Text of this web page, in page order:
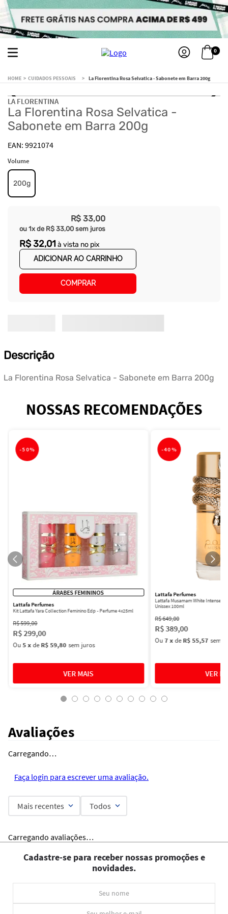
0
CUIDADOS PESSOAIS La Florentina Rosa Selvatica - Sabonete em Barra 200g
LA FLORENTINA
La Florentina Rosa Selvatica -
Sabonete em Barra 200g
9921074
Volume
200g
R$ 33,00
ou 1x de R$ 33,00 sem juros
R$32,01 à vista no pix
ADICIONAR AO CARRINHO
COMPRAR
Descrição
La Florentina Rosa Selvatica - Sabonete em Barra 200g
NOSSAS RECOMENDAÇÕES
-50%
ÁRABES FEMININOS
Lattafa Perfumes
Kit Lattafa Yara Collection Feminino Edp - Perfume 4x25ml
R$599,00
R$299,00
Ou5 xdeR$ 59,80 sem juros
-40%
Lattafa Perfumes
Lattafa Musamam White Intense
Unissex 100ml
R$649,00
R$389,00
Ou7xdeR$ 55,57 sem
Avaliações
Carregando…
Faça login para escrever uma avaliação.
Mais recentes Todos
Carregando avaliações…
Cadastre-se para receber nossas promoções e
novidades.